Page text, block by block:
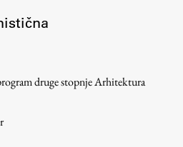
druge stopnje Arhitektura